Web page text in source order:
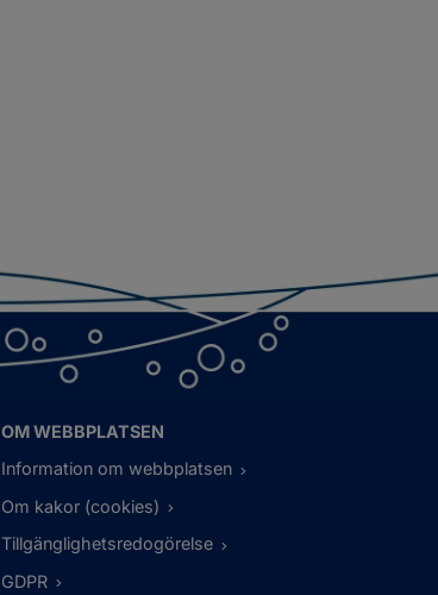
OM WEBBPLATSEN
Information om webbplatsen
Om kakor (cookies)
Tillgänglighetsredogörelse
GDPR